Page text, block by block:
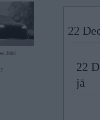
2002
22
22
jā